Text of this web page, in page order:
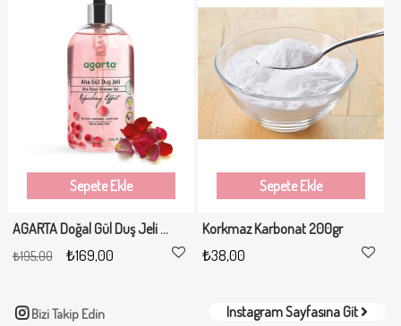
AGARTA Doğal Gül Duş Jeli - 400 ml
₺169,00
₺195,00
Sepete Ekle
Korkmaz Karbonat 200gr
₺38,00
Sepete Ekle
Bizi Takip Edin Instagram Sayfasına Git